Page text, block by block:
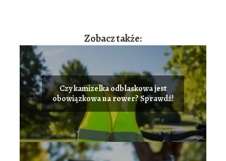
Zobacz także:
Czy kamizelka odblaskowa jest
obowiązkowa na rower? Sprawdź!